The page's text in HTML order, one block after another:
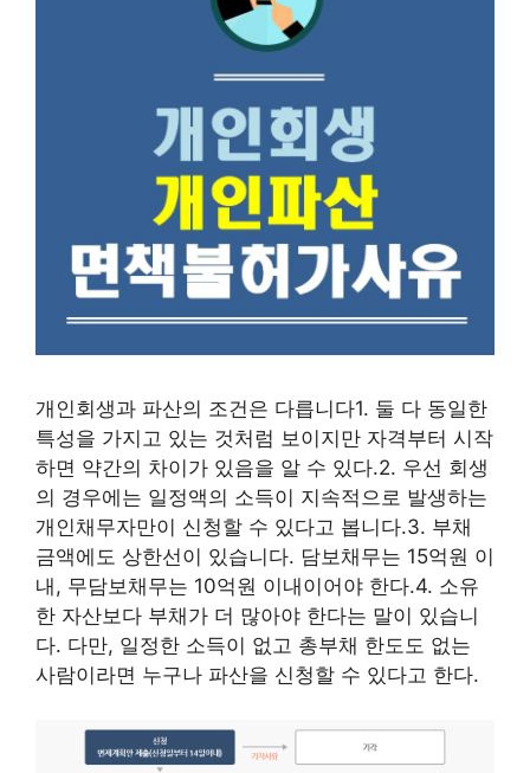
개인회생과 파산의 조건은 다릅니다1. 둘 다 동일한
특성을 가지고 있는 것처럼 보이지만 자격부터 시작
하면 약간의 차이가 있음을 알 수 있다.2. 우선 회생
의 경우에는 일정액의 소득이 지속적으로 발생하는
개인채무자만이 신청할 수 있다고 봅니다.3. 부채
금액에도 상한선이 있습니다. 담보채무는 15억원 이
내, 무담보채무는 10억원 이내이어야 한다.4. 소유
한 자산보다 부채가 더 많아야 한다는 말이 있습니
다. 다만, 일정한 소득이 없고 총부채 한도도 없는
사람이라면 누구나 파산을 신청할 수 있다고 한다.